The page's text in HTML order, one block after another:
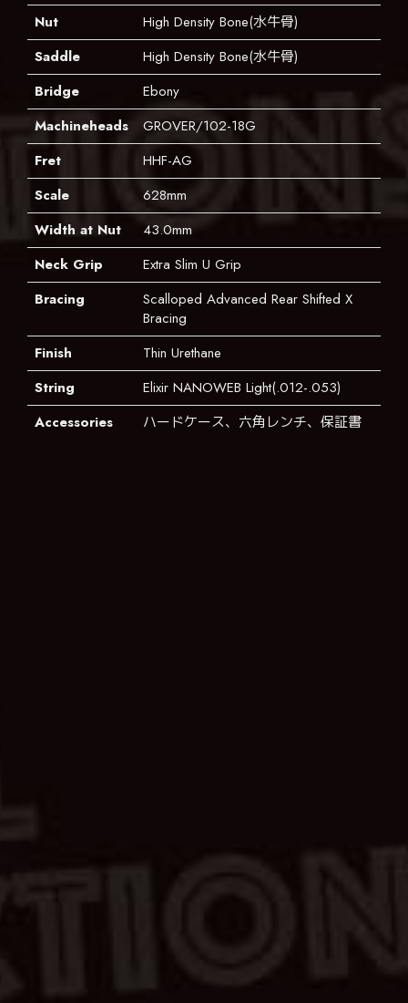
Nut
High Density Bone(水牛骨)
Saddle
High Density Bone(水牛骨)
Bridge
Ebony
Machineheads
GROVER/102-18G
Fret
HHF-AG
Scale
628mm
Width at Nut
43.0mm
Neck Grip
Extra Slim U Grip
Bracing
Scalloped Advanced Rear Shifted X
Bracing
Finish
Thin Urethane
String
Elixir NANOWEB Light(.012-.053)
Accessories
ハードケース、六角レンチ、保証書